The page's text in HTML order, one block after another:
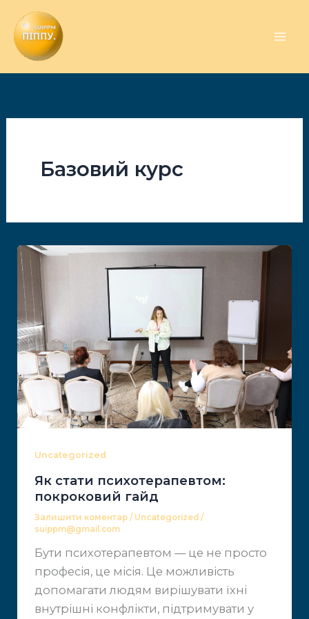
Перейти
до
вмісту
Базовий курс
Uncategorized
Як стати психотерапевтом:
покроковий гайд
Залишити коментар / Uncategorized /
suippm@gmail.com
Бути психотерапевтом — це не просто
професія, це місія. Це ​можливість
допомагати людям вирішувати їхні
внутрішні ​конфлікти, підтримувати у